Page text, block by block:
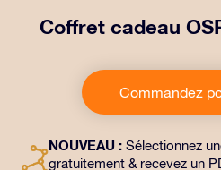
Coffret cadeau
Ce cadeau comprend une
documents personnalisés
choix, ainsi que des
façon magique d’offrir un
à vos
Commandez
NOUVEAU : Sélectionnez
gratuitement & recevez un